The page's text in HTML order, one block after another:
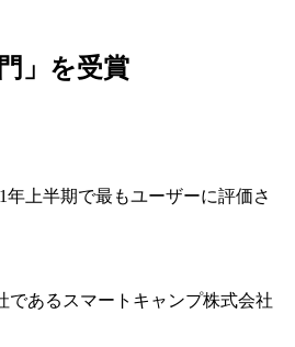
」を受賞
上半期で最もユーザーに評価さ
であるスマートキャンプ株式会社